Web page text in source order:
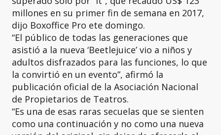
millones en su primer fin de semana en 2017,
dijo Boxoffice Pro ete domingo.
“El público de todas las generaciones que
asistió a la nueva ‘Beetlejuice’ vio a niños y
adultos disfrazados para las funciones, lo que
la convirtió en un evento”, afirmó la
publicación oficial de la Asociación Nacional
de Propietarios de Teatros.
“Es una de esas raras secuelas que se sienten
como una continuación y no como una nueva